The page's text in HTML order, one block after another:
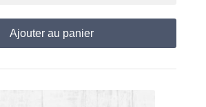
Ajouter au panier